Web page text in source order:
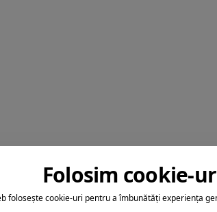
Folosim cookie-
folosește cookie-uri pentru a îmbunătăți experiența